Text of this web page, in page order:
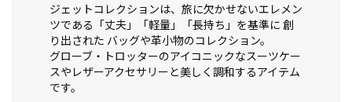
ジェットコレクションは、旅に欠かせないエレメン
ツである「丈夫」「軽量」「長持ち」を基準に 創
り出された バッグや革小物のコレクション。
グローブ・トロッターのアイコニックなスーツケー
スやレザーアクセサリーと美しく調和するアイテム
です。